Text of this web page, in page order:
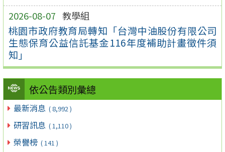
2026-08-07 教學組
桃園市政府教育局轉知「台灣中油股份有限公司
生態保育公益信託基金116年度補助計畫徵件須
知」
依公告類別彙總
最新消息 ( 8,992 )
研習訊息 ( 1,110 )
榮譽榜 ( 141 )